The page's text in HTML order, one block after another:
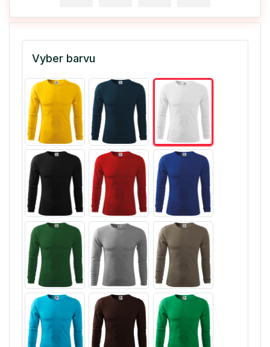
Vyber barvu